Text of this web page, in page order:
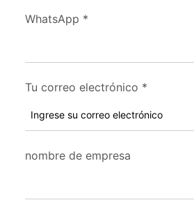
WhatsApp *
Tu correo electrónico *
nombre de empresa